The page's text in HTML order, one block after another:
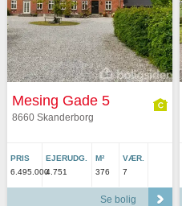
Mesing Gade 5
8660 Skanderborg
PRIS
6.495.000
EJERUDG.
4.751
M²
376
VÆR.
7
Se bolig